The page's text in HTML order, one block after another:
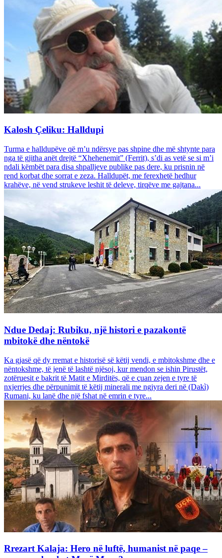
Kalosh Çeliku: Halldupi
Turma e halldupëve që m’u ndërsye pas shpine dhe më shtynte para
nga të gjitha anët drejtë “Xhehenemit” (Ferrit), s’di as vetë se si m’i
ndali këmbët para disa shpalljeve publike pas dere, ku prisnin në
rend korbat dhe sorrat e zeza. Halldupët, me ferexhetë hedhur
krahëve, në vend strukeve leshit të deleve, tirqëve me gajtana...
Ndue Dedaj: Rubiku, një histori e pazakontë
mbitokë dhe nëntokë
Ka gjasë që dy rremat e historisë së këtij vendi, e mbitokshme dhe e
nëntokshme, të jenë të lashtë njësoj, kur mendon se ishin Pirustët,
zotëruesit e bakrit të Matit e Mirditës, që e çuan zejen e tyre të
nxjerrjes dhe përpunimit të këtij minerali me ngjyra deri në (Dakì)
Rumani, ku lanë dhe një fshat në emrin e tyre...
Rrezart Kalaja: Hero në luftë, humanist në paqe –